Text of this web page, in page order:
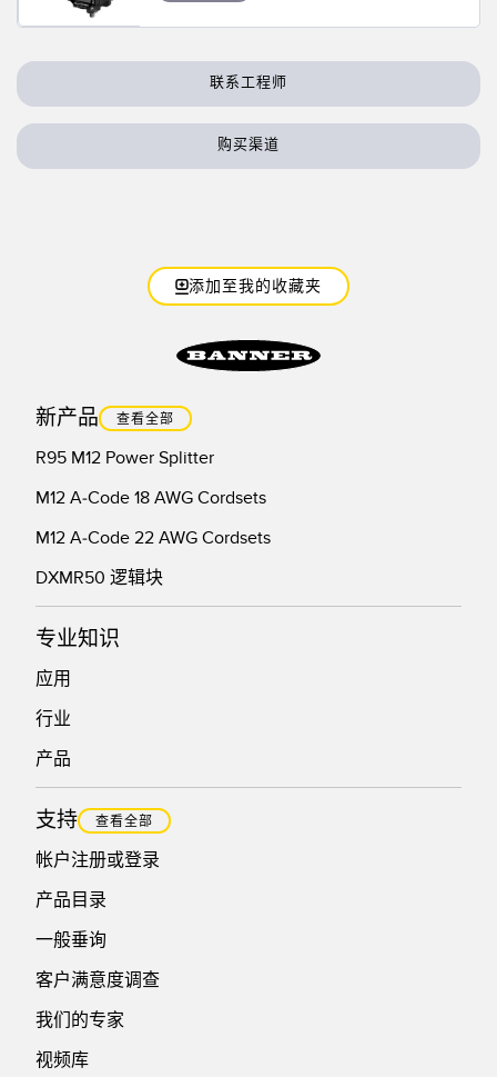
传感器GUI软件
邦纳测量传感器软件
技术
带 IO-Link 的传感器
联系工程师
购买渠道
添加至我的收藏夹
新产品 查看全部
R95 M12 Power Splitter
M12 A-Code 18 AWG Cordsets
M12 A-Code 22 AWG Cordsets
DXMR50 逻辑块
专业知识
应用
行业
产品
支持 查看全部
帐户注册或登录
产品目录
一般垂询
客户满意度调查
我们的专家
视频库